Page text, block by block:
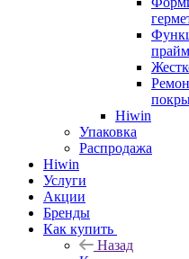
Hiwin
Упаковка
Распродажа
Hiwin
Услуги
Акции
Бренды
Как купить
Назад